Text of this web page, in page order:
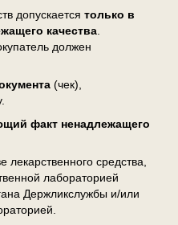
допускается только в
качества.
должен
(чек),
факт ненадлежащего
лекарственного средства,
лабораторией
Держликслужбы и/или